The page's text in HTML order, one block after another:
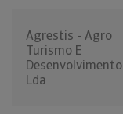
Agrestis - Agro
Turismo E
Desenvolvimento
Lda